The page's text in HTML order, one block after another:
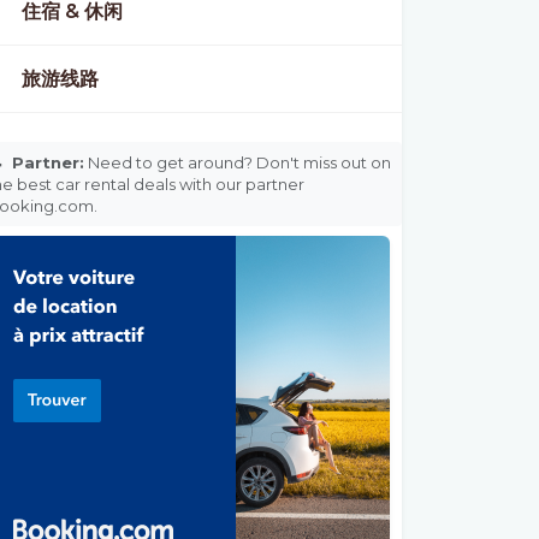
住宿 & 休闲
旅游线路
Partner: Need to get around? Don't miss out on
best car rental deals with our partner